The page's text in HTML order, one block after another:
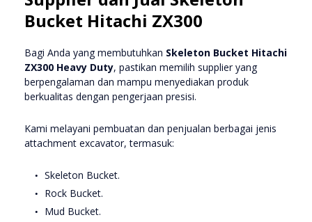
Bucket Hitachi ZX300
Bagi Anda yang membutuhkan Skeleton Bucket Hitachi
ZX300 Heavy Duty, pastikan memilih supplier yang
berpengalaman dan mampu menyediakan produk
berkualitas dengan pengerjaan presisi.
Kami melayani pembuatan dan penjualan berbagai jenis
attachment excavator, termasuk:
Skeleton Bucket.
Rock Bucket.
Mud Bucket.